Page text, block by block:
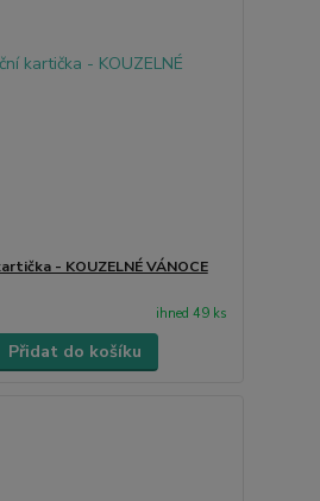
- KOUZELNÉ VÁNOCE
ihned 49 ks
Přidat do košíku